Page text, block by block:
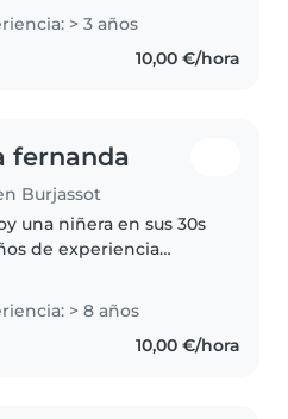
acompañarlos en sus
aprender con ellos y
ambiente seguro y
> 3 años
10,00 €/hora
fernanda
Burjassot
una niñera en sus 30s
de experiencia
Me encanta dibujar,
y jugar con
También soy muy
> 8 años
10,00 €/hora